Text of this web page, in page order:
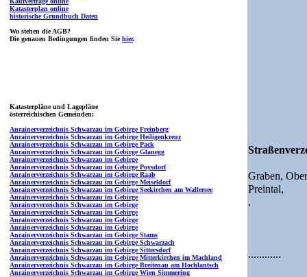
Katasterplan online
historische Grundbuch Daten
Wo stehen die AGB?
Die genauen Bedingungen finden Siehier.
Katasterpläne und Lagepläne
österreichischen Gemeinden:
Anrainerverzeichnis Schwarzau im Gebirge Freinberg
Anrainerverzeichnis Schwarzau im Gebirge Heiligenkreuz
Anrainerverzeichnis Schwarzau im Gebirge Pack
Anrainerverzeichnis Schwarzau im Gebirge Glanegg
Anrainerverzeichnis Schwarzau im Gebirge
Anrainerverzeichnis Schwarzau im Gebirge Poysdorf
Anrainerverzeichnis Schwarzau im Gebirge Raab
Anrainerverzeichnis Schwarzau im Gebirge Meiseldorf
Anrainerverzeichnis Schwarzau im Gebirge Seekirchen am Wallersee
Anrainerverzeichnis Schwarzau im Gebirge
Anrainerverzeichnis Schwarzau im Gebirge
Anrainerverzeichnis Schwarzau im Gebirge
Anrainerverzeichnis Schwarzau im Gebirge
Anrainerverzeichnis Schwarzau im Gebirge
Anrainerverzeichnis Schwarzau im Gebirge Stams
Anrainerverzeichnis Schwarzau im Gebirge Schwarzach
Anrainerverzeichnis Schwarzau im Gebirge Sittersdorf
Anrainerverzeichnis Schwarzau im Gebirge Mitterkirchen im Machland
Anrainerverzeichnis Schwarzau im Gebirge Breitenau am Hochlantsch
Anrainerverzeichnis Schwarzau im Gebirge Wien Simmering
Graben,
Preintal,
.
............